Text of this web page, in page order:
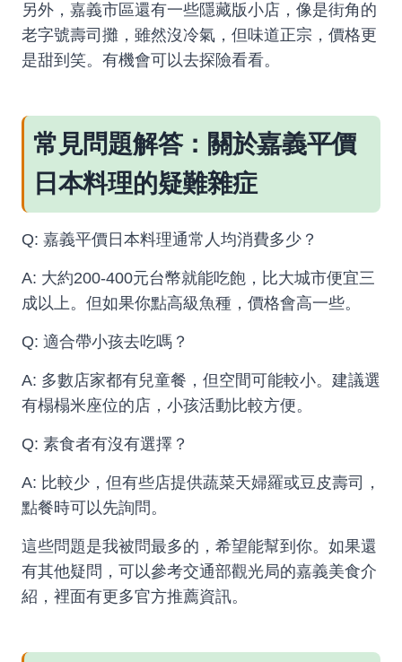
另外，嘉義市區還有一些隱藏版小店，像是街角的
老字號壽司攤，雖然沒冷氣，但味道正宗，價格更
是甜到笑。有機會可以去探險看看。
常見問題解答：關於嘉義平價
日本料理的疑難雜症
Q: 嘉義平價日本料理通常人均消費多少？
A: 大約200-400元台幣就能吃飽，比大城市便宜三
成以上。但如果你點高級魚種，價格會高一些。
Q: 適合帶小孩去吃嗎？
A: 多數店家都有兒童餐，但空間可能較小。建議選
有榻榻米座位的店，小孩活動比較方便。
Q: 素食者有沒有選擇？
A: 比較少，但有些店提供蔬菜天婦羅或豆皮壽司，
點餐時可以先詢問。
這些問題是我被問最多的，希望能幫到你。如果還
有其他疑問，可以參考交通部觀光局的嘉義美食介
紹 ，裡面有更多官方推薦資訊。